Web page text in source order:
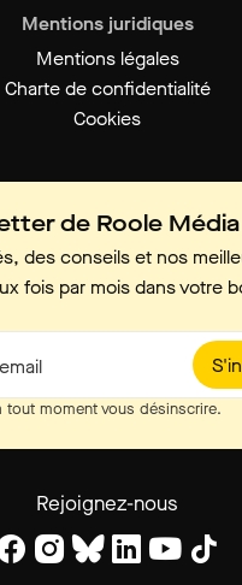
Mentions juridiques
Mentions légales
Charte de confidentialité
Cookies
de Roole Média
des conseils et nos
fois par mois dans votre
tout moment vous désinscrire.
Rejoignez-nous